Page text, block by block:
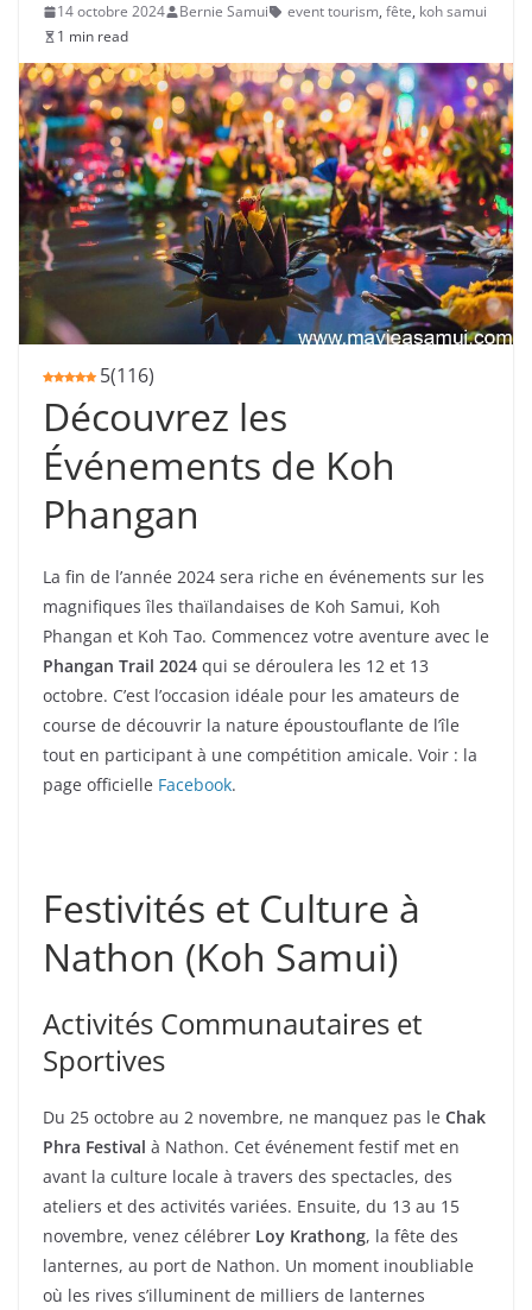
14 octobre 2024 Bernie Samui event tourism, fête, koh samui
1 min read
5(116)
Découvrez les
Événements de Koh
Phangan
La fin de l’année 2024 sera riche en événements sur les
magnifiques îles thaïlandaises de Koh Samui, Koh
Phangan et Koh Tao. Commencez votre aventure avec le
Phangan Trail 2024 qui se déroulera les 12 et 13
octobre. C’est l’occasion idéale pour les amateurs de
course de découvrir la nature époustouflante de l’île
tout en participant à une compétition amicale. Voir : la
page officielle Facebook.
Festivités et Culture à
Nathon (Koh Samui)
Activités Communautaires et
Sportives
Du 25 octobre au 2 novembre, ne manquez pas le Chak
Phra Festival à Nathon. Cet événement festif met en
avant la culture locale à travers des spectacles, des
ateliers et des activités variées. Ensuite, du 13 au 15
novembre, venez célébrer Loy Krathong, la fête des
lanternes, au port de Nathon. Un moment inoubliable
où les rives s’illuminent de milliers de lanternes